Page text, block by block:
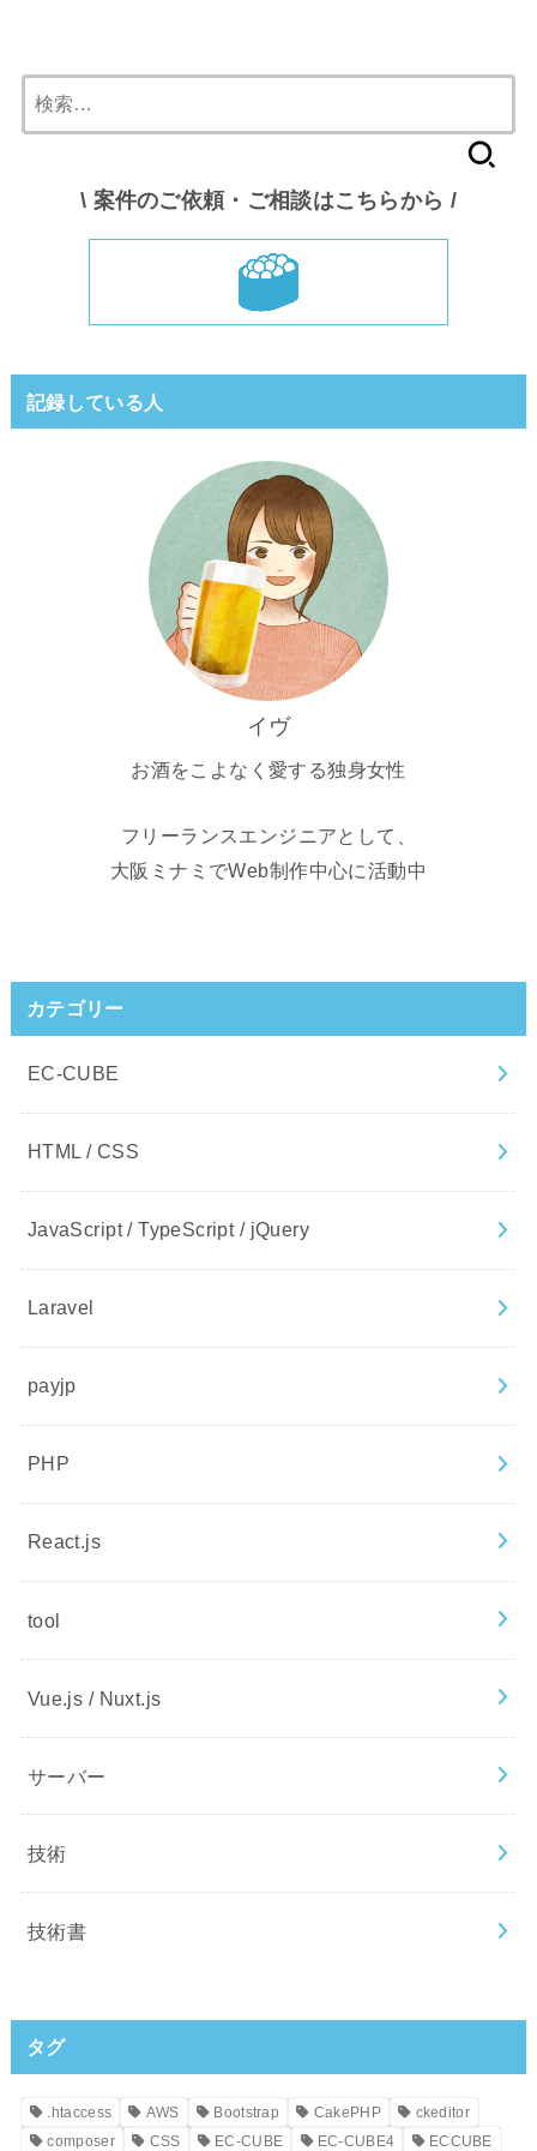
索:
\ 案件のご依頼・ご相談はこちらから /
記録している人
イヴ
お酒をこよなく愛する独身女性
フリーランスエンジニアとして、
大阪ミナミでWeb制作中心に活動中
カテゴリー
EC-CUBE
HTML / CSS
JavaScript / TypeScript / jQuery
Laravel
payjp
PHP
React.js
tool
Vue.js / Nuxt.js
サーバー
技術
技術書
タグ
.htaccess AWS Bootstrap CakePHP
ckeditor
composer
CSS EC-CUBE EC-CUBE4 ECCUBE